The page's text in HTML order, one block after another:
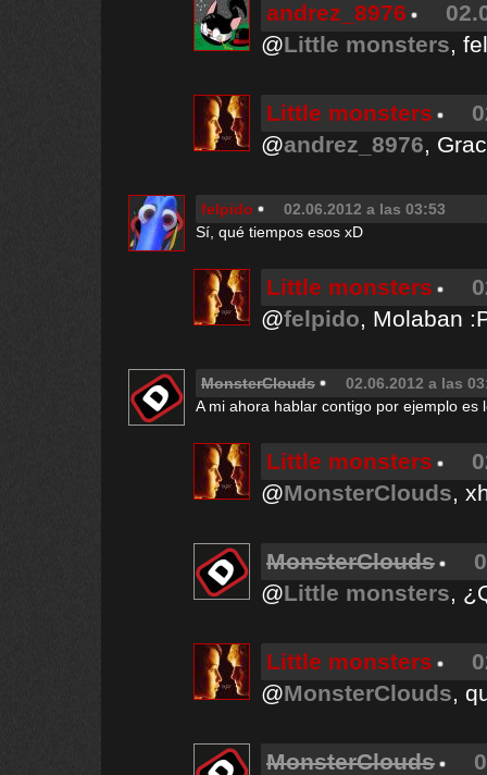
andrez_8976
@Little monsters,
Little monsters
@andrez_8976,
felpido
02.06.2012 a las 03:53
Sí, qué tiempos esos xD
Little monsters
@felpido, Molaban
MonsterClouds
02.06.2012 a las
A mi ahora hablar contigo por ejemplo es
Little monsters
@MonsterClouds,
MonsterClouds
@Little monsters,
Little monsters
@MonsterClouds,
MonsterClouds